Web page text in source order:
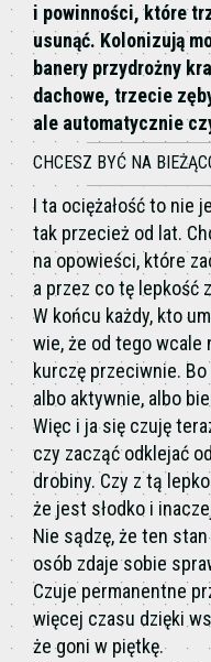
i powinności, które
usunąć. Kolonizują
banery przydrożny
dachowe, trzecie
ale automatycznie
CHCESZ BYĆ NA
I ta ociężałość to nie
tak przecież od lat.
na opowieści, które
a przez co tę lepkość
W końcu każdy, kto
wie, że od tego wcale
kurczę przeciwnie.
albo aktywnie, albo
Więc i ja się czuję
czy zacząć odklejać
drobiny. Czy z tą
że jest słodko i
Nie sądzę, że ten
osób zdaje sobie
Czuje permanentne
więcej czasu dzięki
że goni w piętkę.